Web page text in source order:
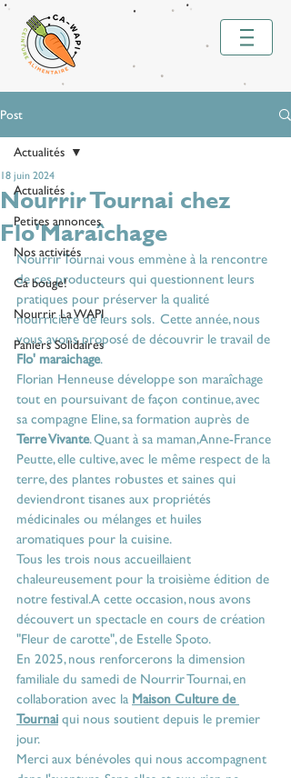
Post
Actualités
Petites annonces
Nos activités
Ca bouge!
Nourrir La WAPI
Paniers Solidaires
Actualités
Nourrir Tournai chez
Flo'Maraîchage
18 juin 2024
Nourrir Tournai vous emmène à la rencontre
de ces producteurs qui questionnent leurs
pratiques pour préserver la qualité
nourricière de leurs sols.  Cette année, nous
vous avons proposé de découvrir le travail de
Flo' maraichage.
Florian Henneuse développe son maraîchage
tout en poursuivant de façon continue, avec
sa compagne Eline, sa formation auprès de
Terre Vivante. Quant à sa maman, Anne-France
Peutte, elle cultive, avec le même respect de la
terre, des plantes robustes et saines qui
deviendront tisanes aux propriétés
médicinales ou mélanges et huiles
aromatiques pour la cuisine.
Tous les trois nous accueillaient
chaleureusement pour la troisième édition de
notre festival. A cette occasion, nous avons
découvert un spectacle en cours de création
"Fleur de carotte", de Estelle Spoto.
En 2025, nous renforcerons la dimension
familiale du samedi de Nourrir Tournai, en
collaboration avec la Maison Culture de
Tournai qui nous soutient depuis le premier
jour.
Merci aux bénévoles qui nous accompagnent